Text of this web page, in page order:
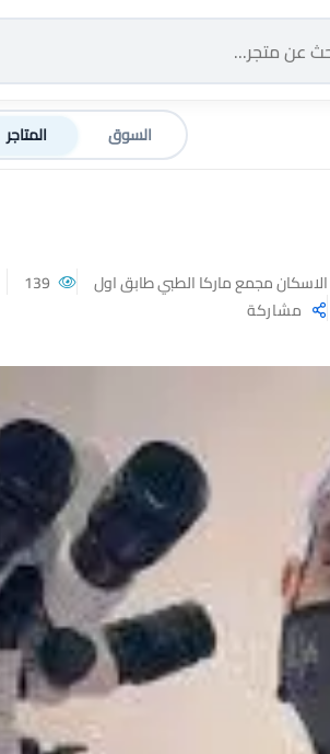
السوق المتاجر
مشاركة